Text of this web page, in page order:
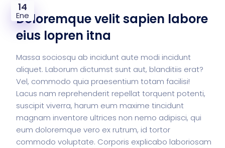
14
Ene
Doloremque velit sapien labore
eius lopren itna
Massa sociosqu ab incidunt aute modi incidunt
aliquet. Laborum dictumst sunt aut, blanditiis erat?
Vel, commodo quia praesentium totam facilisi!
Lacus nam reprehenderit repellat torquent potenti,
suscipit viverra, harum eum maxime tincidunt
magnam inventore ultrices non nemo adipisci, qui
eum doloremque vero ex rutrum, id tortor
commodo voluptate. Corporis explicabo laboriosam